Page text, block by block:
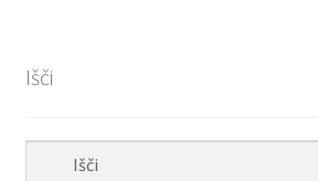
Išči